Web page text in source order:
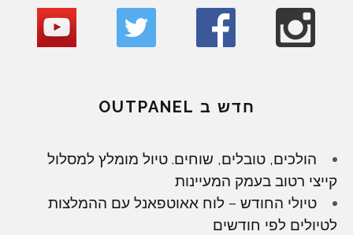
חדש ב OUTPANEL
הולכים, טובלים, שוחים. טיול מומלץ למסלול
קייצי רטוב בעמק המעיינות
טיולי החודש – לוח אאוטפאנל עם ההמלצות
לטיולים לפי חודשים